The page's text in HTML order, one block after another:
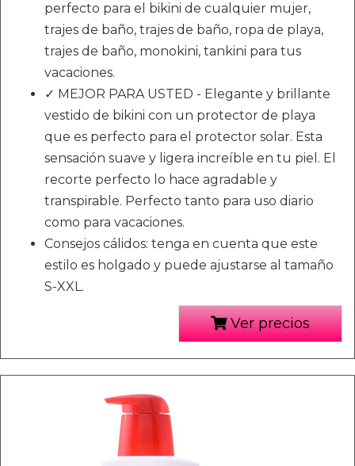
perfecto para el bikini de cualquier mujer,
trajes de baño, trajes de baño, ropa de playa,
trajes de baño, monokini, tankini para tus
vacaciones.
✓ MEJOR PARA USTED - Elegante y brillante
vestido de bikini con un protector de playa
que es perfecto para el protector solar. Esta
sensación suave y ligera increíble en tu piel. El
recorte perfecto lo hace agradable y
transpirable. Perfecto tanto para uso diario
como para vacaciones.
Consejos cálidos: tenga en cuenta que este
estilo es holgado y puede ajustarse al tamaño
S-XXL.
Ver precios